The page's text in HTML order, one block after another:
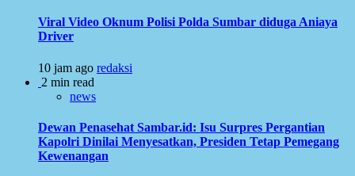
Viral Video Oknum Polisi Polda Sumbar diduga Aniaya
Driver
10 jam ago redaksi
2 min read
news
Dewan Penasehat Sambar.id: Isu Surpres Pergantian
Kapolri Dinilai Menyesatkan, Presiden Tetap Pemegang
Kewenangan